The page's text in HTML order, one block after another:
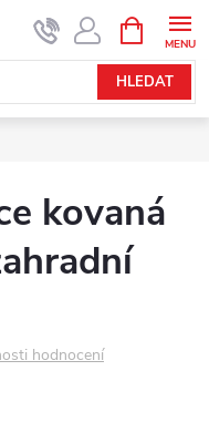
HLEDAT
NÁKUPNÍ
KOŠÍK
kovaná
hodnocení